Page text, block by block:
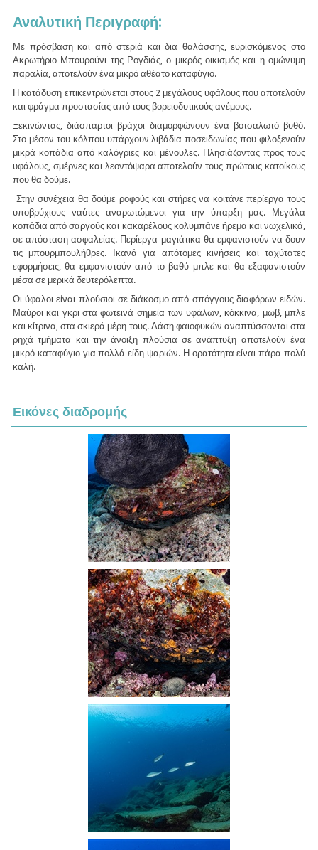
Αναλυτική Περιγραφή:
Με πρόσβαση και από στεριά και δια θαλάσσης, ευρισκόμενος στο
Ακρωτήριο Μπουρούνι της Ρογδιάς, ο μικρός οικισμός και η ομώνυμη
παραλία, αποτελούν ένα μικρό αθέατο καταφύγιο.
Η κατάδυση επικεντρώνεται στους 2 μεγάλους υφάλους που αποτελούν
και φράγμα προστασίας από τους βορειοδυτικούς ανέμους.
Ξεκινώντας, διάσπαρτοι βράχοι διαμορφώνουν ένα βοτσαλωτό βυθό.
Στο μέσον του κόλπου υπάρχουν λιβάδια ποσειδωνίας που φιλοξενούν
μικρά κοπάδια από καλόγριες και μένουλες. Πλησιάζοντας προς τους
υφάλους, σμέρνες και λεοντόψαρα αποτελούν τους πρώτους κατοίκους
που θα δούμε.
Στην συνέχεια θα δούμε ροφούς και στήρες να κοιτάνε περίεργα τους
υποβρύχιους ναύτες αναρωτώμενοι για την ύπαρξη μας. Μεγάλα
κοπάδια από σαργούς και κακαρέλους κολυμπάνε ήρεμα και νωχελικά,
σε απόσταση ασφαλείας. Περίεργα μαγιάτικα θα εμφανιστούν να δουν
τις μπουρμπουλήθρες. Ικανά για απότομες κινήσεις και ταχύτατες
εφορμήσεις, θα εμφανιστούν από το βαθύ μπλε και θα εξαφανιστούν
μέσα σε μερικά δευτερόλεπτα.
Οι ύφαλοι είναι πλούσιοι σε διάκοσμο από σπόγγους διαφόρων ειδών.
Μαύροι και γκρι στα φωτεινά σημεία των υφάλων, κόκκινα, μωβ, μπλε
και κίτρινα, στα σκιερά μέρη τους. Δάση φαιοφυκών αναπτύσσονται στα
ρηχά τμήματα και την άνοιξη πλούσια σε ανάπτυξη αποτελούν ένα
μικρό καταφύγιο για πολλά είδη ψαριών. Η ορατότητα είναι πάρα πολύ
καλή.
Εικόνες διαδρομής